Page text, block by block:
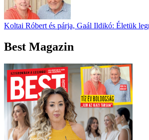
Koltai Róbert és párja, Gaál Ildikó: Életük
Best Magazin